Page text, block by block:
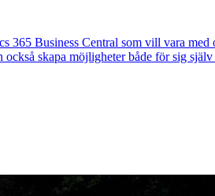
Business Central som vill vara
skapa möjligheter både för sig